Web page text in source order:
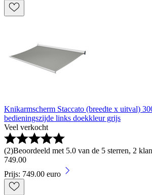
Knikarmscherm Staccato (breedte x uitval)
bedieningszijde links doekkleur grijs
Veel verkocht
(2)Beoordeeld met 5.0 van de 5 sterren, 2
749.00
Prijs: 749.00 euro